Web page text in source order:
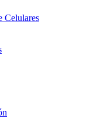
Celulares